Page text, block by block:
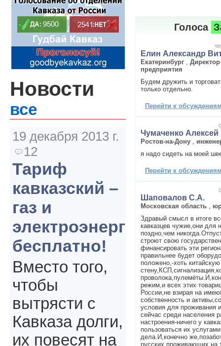
Голоса
Елин Александр
Екатеринбург
предприятия
Будем дружить и
только отдельно.
Перейти к
Чумаченко
Ростов-на-Дону
я надо сидеть на моей
Перейти к
Шаповалов С.А.
Московская область
Здравый смысл в итоге
кавказцев чужие,они для
поздно,чем
строют свою
финансировать эти
правильнее будет
положено,-хоть китайскую
режим,и всех этих
России,не взирая на
собственность и
условия для проживания
сейчас среди населения
настроения-ничего у
пользоваться их
дела.И,конечно
русских,проживающих на
Новости
все
19 декабря 2013 г.
12
Тариф
кавказский –
газ и
электроэнергия
бесплатно!
Вместо того,
чтобы
вытрясти с
Кавказа долги,
их повесят на